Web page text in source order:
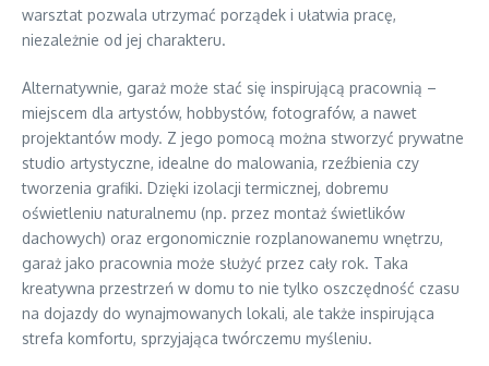
warsztat pozwala utrzymać porządek i ułatwia pracę,
niezależnie od jej charakteru.
Alternatywnie, garaż może stać się inspirującą pracownią –
miejscem dla artystów, hobbystów, fotografów, a nawet
projektantów mody. Z jego pomocą można stworzyć prywatne
studio artystyczne, idealne do malowania, rzeźbienia czy
tworzenia grafiki. Dzięki izolacji termicznej, dobremu
oświetleniu naturalnemu (np. przez montaż świetlików
dachowych) oraz ergonomicznie rozplanowanemu wnętrzu,
garaż jako pracownia może służyć przez cały rok. Taka
kreatywna przestrzeń w domu to nie tylko oszczędność czasu
na dojazdy do wynajmowanych lokali, ale także inspirująca
strefa komfortu, sprzyjająca twórczemu myśleniu.